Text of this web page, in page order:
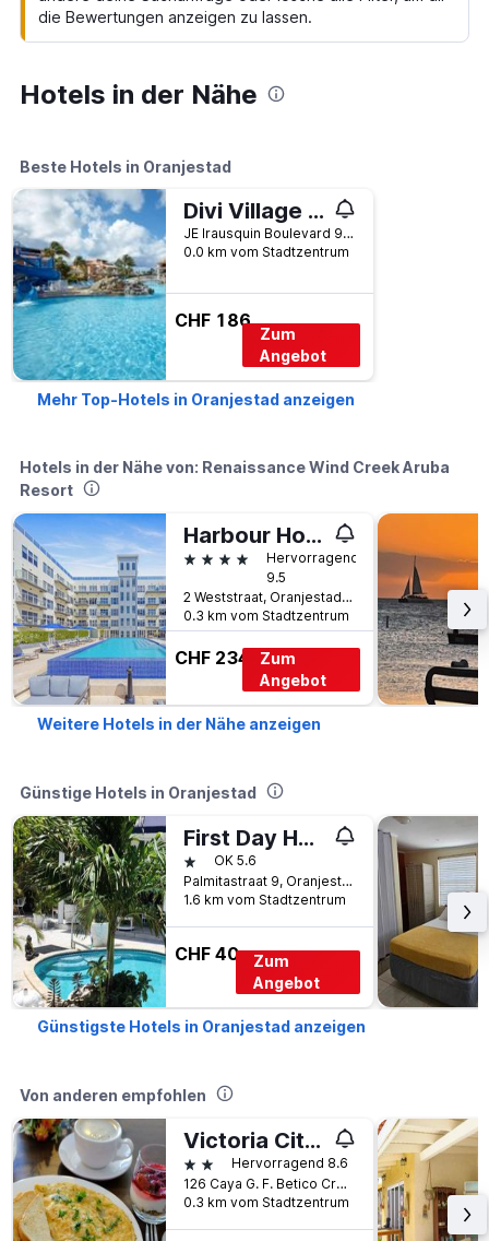
die Bewertungen anzeigen zu lassen.
Hotels in der Nähe
Beste Hotels in Oranjestad
Divi Village Golf and Beach Resort
JE Irausquin Boulevard 93, Oranjestad, Aruba
0.0 km vom Stadtzentrum
CHF 186
Zum
Angebot
Mehr Top-Hotels in Oranjestad anzeigen
Hotels in der Nähe von: Renaissance Wind Creek Aruba
Resort
Harbour House
4 Sterne
Hervorragend
9.5
2 Weststraat, Oranjestad, Aruba
0.3 km vom Stadtzentrum
CHF 234
Zum
Angebot
Weitere Hotels in der Nähe anzeigen
Günstige Hotels in Oranjestad
First Day Hotel on Aruba
1 Stern
OK 5.6
Palmitastraat 9, Oranjestad, Aruba
1.6 km vom Stadtzentrum
CHF 40
Zum
Angebot
Günstigste Hotels in Oranjestad anzeigen
Von anderen empfohlen
Victoria City Hotel
2 SterneHervorragend 8.6
126 Caya G. F. Betico Croes, Oranjestad, Aruba
0.3 km vom Stadtzentrum